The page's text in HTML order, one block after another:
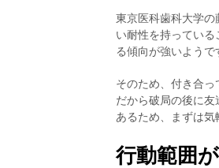
東京医科歯科大学の
い耐性を持ってい
る傾向が強いようで
そのため、付き合っ
だから破局の後に
あるため、まずは気
行動範囲